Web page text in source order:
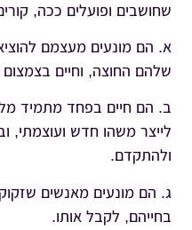
שחושבים ופועלים ככה,
א. הם מונעים מעצמם
שלהם החוצה, וחיים
ב. הם חיים בפחד מתמיד
לייצר משהו חדש ועוצמתי,
ולהתקדם.
ג. הם מונעים מאנשים
בחייהם, לקבל אותו.